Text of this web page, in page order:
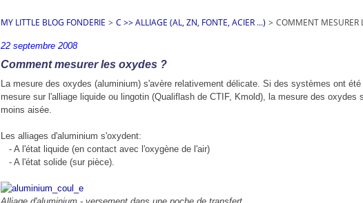
MY LITTLE BLOG FONDERIE > C >> ALLIAGE (AL, ZN, FONTE, ACIER ...) > COMMENT MESURER
22 septembre 2008
Comment mesurer les oxydes ?
La mesure des oxydes (aluminium) s'avère relativement délicate. Si des systèmes ont
mesure sur l'alliage liquide ou lingotin (Qualiflash de CTIF, Kmold), la mesure des oxydes
moins aisée.
Les alliages d'aluminium s'oxydent:
- A l'état liquide (en contact avec l'oxygène de l'air)
- A l'état solide (sur pièce).